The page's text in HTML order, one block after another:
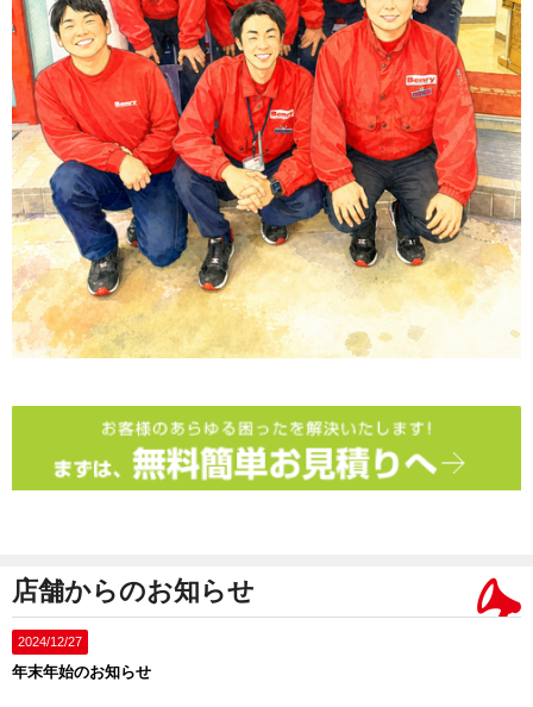
店舗からのお知らせ
2024/12/27
年末年始のお知らせ